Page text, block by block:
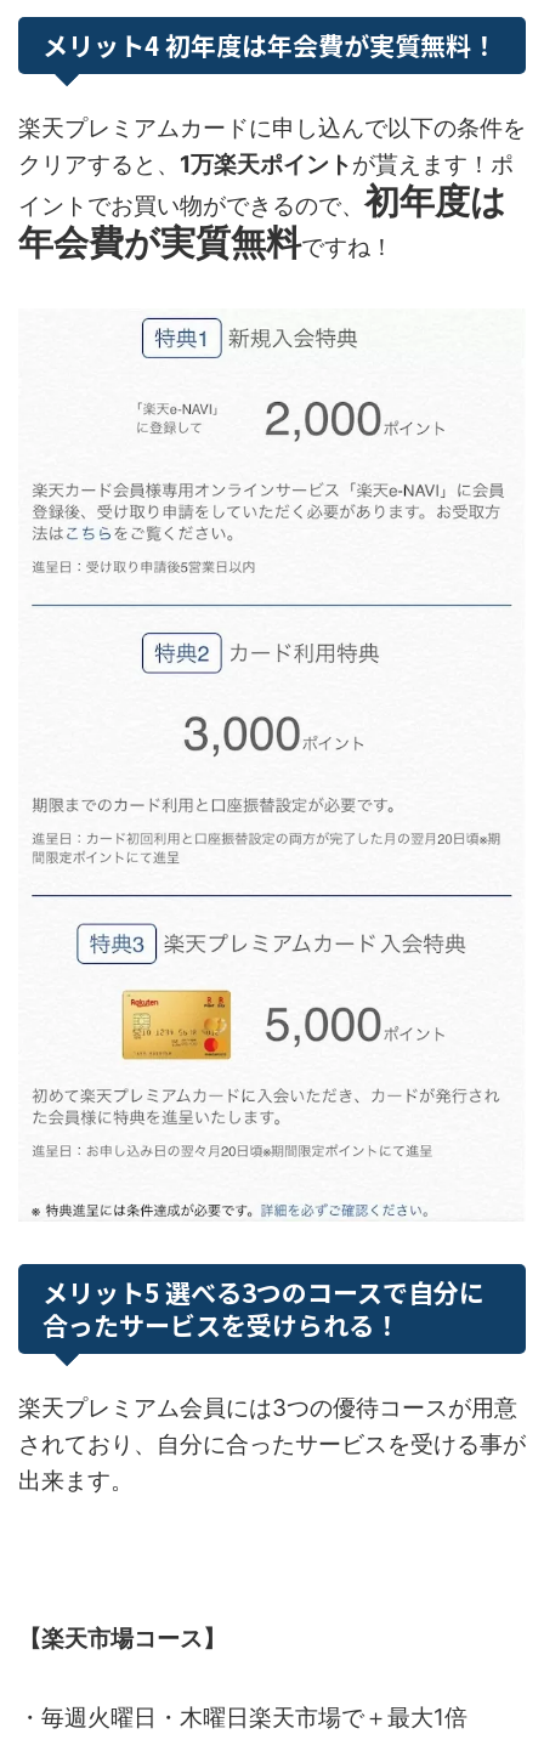
メリット4 初年度は年会費が実質無料！
楽天プレミアムカードに申し込んで以下の条件を
クリアすると、 1万楽天ポイントが貰えます！ポ
イントでお買い物ができるので、初年度は
年会費が実質無料ですね！
メリット5 選べる3つのコースで自分に
合ったサービスを受けられる！
楽天プレミアム会員には3つの優待コースが用意
されており、自分に合ったサービスを受ける事が
出来ます。
【楽天市場コース】
・毎週火曜日・木曜日楽天市場で＋最大1倍